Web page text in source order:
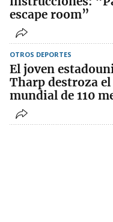
escape room”
OTROS DEPORTES
El joven
Tharp destroza
mundial de 110